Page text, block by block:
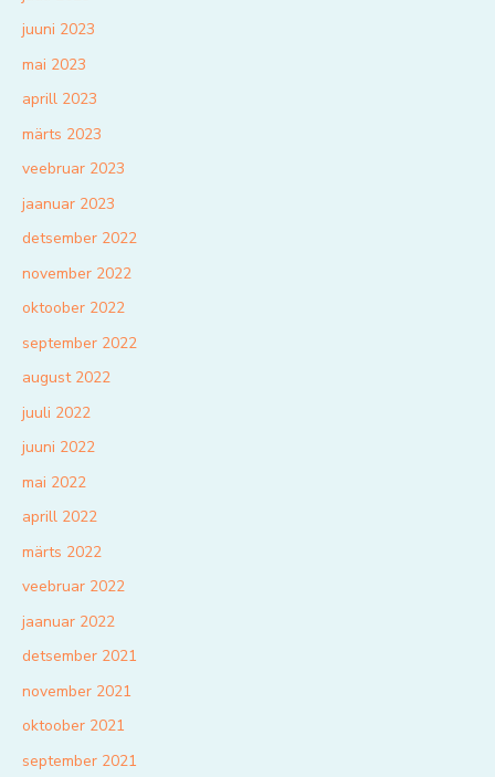
juuni 2023
mai 2023
aprill 2023
märts 2023
veebruar 2023
jaanuar 2023
detsember 2022
november 2022
oktoober 2022
september 2022
august 2022
juuli 2022
juuni 2022
mai 2022
aprill 2022
märts 2022
veebruar 2022
jaanuar 2022
detsember 2021
november 2021
oktoober 2021
september 2021